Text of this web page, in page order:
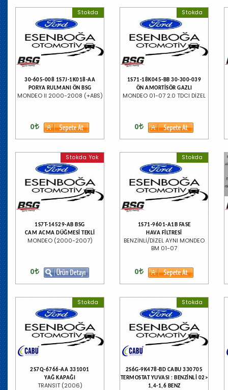
Stokda
30-605-008 1S7J-1K018-AA
PORYA RULMANI ÖN BSG
MONDEO II 2000-2008 (+ABS)
0
Stokda
1S71-18K045-BB 30-300-039
ÖN AMORTİSÖR GAZLI
MONDEO 01-07 2.0 TDCI DİZEL
0
Stokda Yok
1S7T-14529-AB BSG
CAM ACMA DÜĞMESİ TEKLİ
MONDEO (2000-2007)
0
Stokda
1S71-9601-A1B FASE
HAVA FİLTRESİ
BENZİNLİ/DİZEL AYNI MONDEO
BM 01-07
0
Stokda
2S7Q-6766-AA 331001
YAĞ KAPAĞI
TRANSIT (2006)
Stokda
2S6G-9K478-BD CABU 330705
TERMOSTAT YUVASI : BENZİNLİ 02>
1,4-1,6 BENZ